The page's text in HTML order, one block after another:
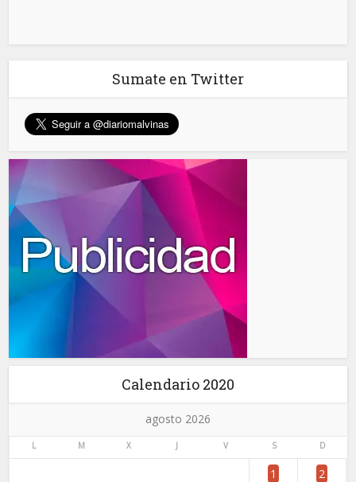
Sumate en Twitter
Calendario 2020
agosto 2026
L M X J V S D
1 2